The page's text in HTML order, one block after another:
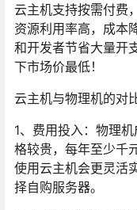
云主机支持按需付费
资源利用率高，成本
和开发者节省大量开
下市场价最低！
云主机与物理机的对
1、费用投入：物理
格较贵，每年至少千
使用云主机会更灵活
择自购服务器。